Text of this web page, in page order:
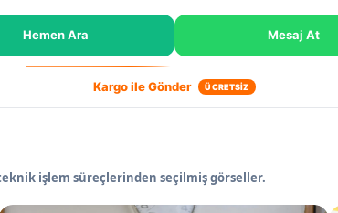
Hemen Ara Mesaj At
Kargo ile Gönder ÜCRETSİZ
işlem süreçlerinden seçilmiş görseller.